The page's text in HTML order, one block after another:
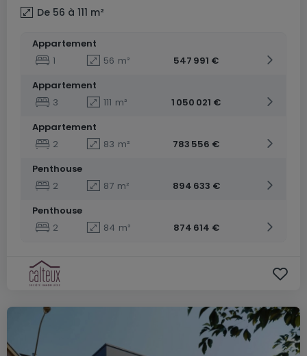
De 56 à 111 m²
Appartement
1
56 m²
547 991 €
Appartement
3
111 m²
1 050 021 €
Appartement
2
83 m²
783 556 €
Penthouse
2
87 m²
894 633 €
Penthouse
2
84 m² 874 614 €